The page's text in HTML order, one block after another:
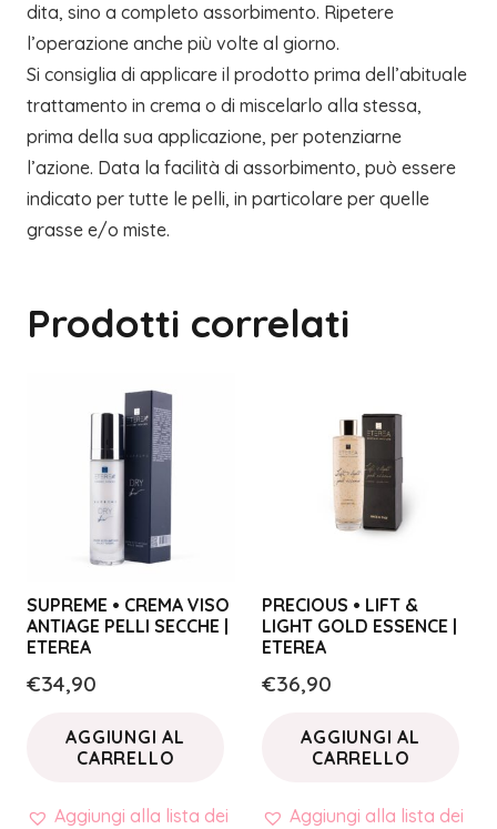
dita, sino a completo assorbimento. Ripetere
l’operazione anche più volte al giorno.
Si consiglia di applicare il prodotto prima dell’abituale
trattamento in crema o di miscelarlo alla stessa,
prima della sua applicazione, per potenziarne
l’azione. Data la facilità di assorbimento, può essere
indicato per tutte le pelli, in particolare per quelle
grasse e/o miste.
Prodotti correlati
SUPREME • CREMA VISO
ANTIAGE PELLI SECCHE |
ETEREA
€34,90
AGGIUNGI AL
CARRELLO
Aggiungi alla lista dei
PRECIOUS • LIFT &
LIGHT GOLD ESSENCE |
ETEREA
€36,90
AGGIUNGI AL
CARRELLO
Aggiungi alla lista dei